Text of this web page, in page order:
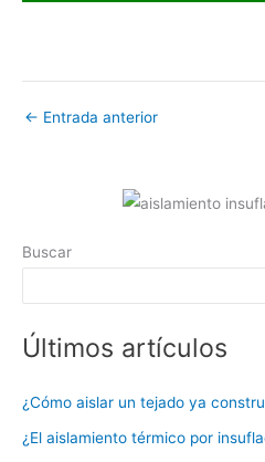
← Entrada anterior
Buscar
Últimos artículos
¿Cómo aislar un tejado ya
¿El aislamiento térmico por